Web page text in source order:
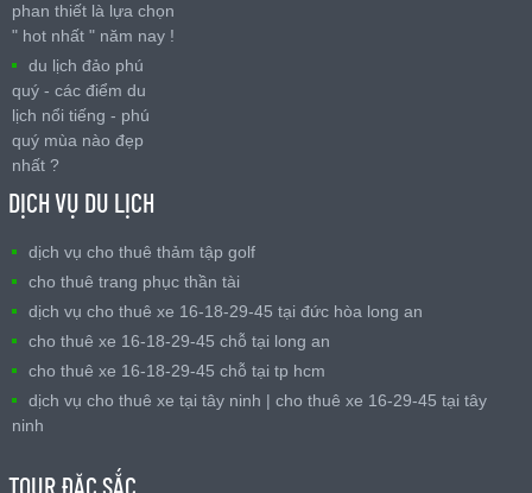
phan thiết là lựa chọn
" hot nhất " năm nay !
du lịch đảo phú
quý - các điểm du
lịch nổi tiếng - phú
quý mùa nào đẹp
nhất ?
DỊCH VỤ DU LỊCH
dịch vụ cho thuê thảm tập golf
cho thuê trang phục thần tài
dịch vụ cho thuê xe 16-18-29-45 tại đức hòa long an
cho thuê xe 16-18-29-45 chỗ tại long an
cho thuê xe 16-18-29-45 chỗ tại tp hcm
dịch vụ cho thuê xe tại tây ninh | cho thuê xe 16-29-45 tại tây
ninh
TOUR ĐẶC SẮC